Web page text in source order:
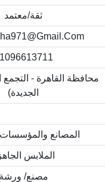
ثقة/معتمد
محافظة القاهرة - التجمع
الجديدة)
المصانع والمؤسسات
الملابس
مصنع/ ورشة